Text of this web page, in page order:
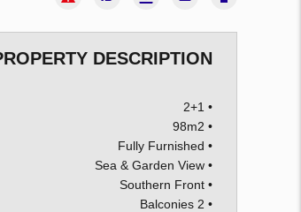
DESCRIPTION
• 2+1
• 98m2
• Fully Furnished
• Sea & Garden View
• Southern Front
• 2 Balconies